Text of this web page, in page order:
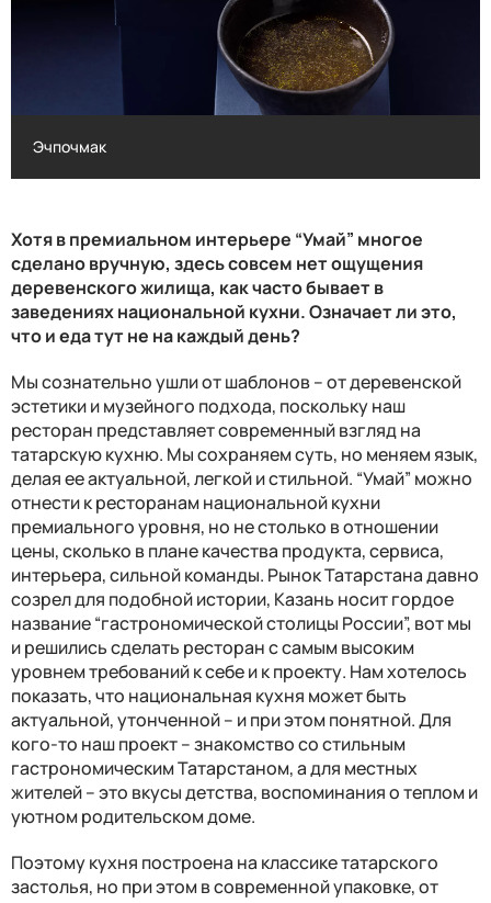
Эчпочмак
Хотя в премиальном интерьере “Умай” многое
сделано вручную, здесь совсем нет ощущения
деревенского жилища, как часто бывает в
заведениях национальной кухни. Означает ли это,
что и еда тут не на каждый день?
Мы сознательно ушли от шаблонов – от деревенской
эстетики и музейного подхода, поскольку наш
ресторан представляет современный взгляд на
татарскую кухню. Мы сохраняем суть, но меняем язык,
делая ее актуальной, легкой и стильной. “Умай” можно
отнести к ресторанам национальной кухни
премиального уровня, но не столько в отношении
цены, сколько в плане качества продукта, сервиса,
интерьера, сильной команды. Рынок Татарстана давно
созрел для подобной истории, Казань носит гордое
название “гастрономической столицы России”, вот мы
и решились сделать ресторан с самым высоким
уровнем требований к себе и к проекту. Нам хотелось
показать, что национальная кухня может быть
актуальной, утонченной – и при этом понятной. Для
кого-то наш проект – знакомство со стильным
гастрономическим Татарстаном, а для местных
жителей – это вкусы детства, воспоминания о теплом и
уютном родительском доме.
Поэтому кухня построена на классике татарского
застолья, но при этом в современной упаковке, от